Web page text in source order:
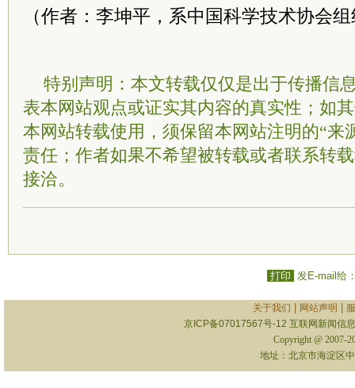
（作者：李坤平，系中国科学技术协会
特别声明：本文转载仅仅是出于传播信
表本网站观点或证实其内容的真实性；如
本网站转载使用，须保留本网站注明的“来
责任；作者如果不希望被转载或者联系转
接洽。
打印 发E-mail给
关于我们 网站声明
京ICP备07017567号-12 互联网新闻信
Copyright @ 2007-
地址：北京市海淀区